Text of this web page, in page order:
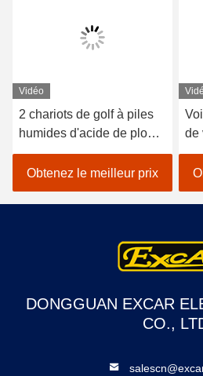
Vidéo
2 chariots de golf à piles
humides d'acide de plomb
de sièges/golf avec des
erreurs électrique de
voiture
Obtenez le meilleur prix
de
DONGGUAN EXCAR
CO.,